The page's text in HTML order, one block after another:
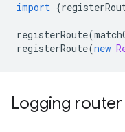
import {
registerRoute(
registerRoute(new
Logging router